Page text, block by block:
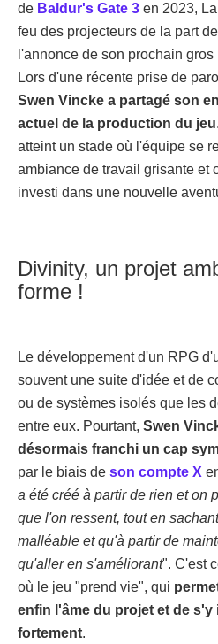
de Baldur's Gate 3 en 2023,
feu des projecteurs de la part
l'annonce de son prochain
Lors d'une récente prise de
Swen Vincke a partagé son
actuel de la production du jeu
atteint un stade où l'équipe se
ambiance de travail grisante et
investi dans une nouvelle
Divinity, un projet
forme !
Le développement d'un RPG
souvent une suite d'idée et de
ou de systèmes isolés que les
entre eux. Pourtant, Swen
désormais franchi un cap
par le biais de son compte X
a été créé à partir de rien et on
que l'on ressent, tout en
malléable et qu'à partir de
qu'aller en s'améliorant". C'est
où le jeu "prend vie", qui
enfin l'âme du projet et de
fortement.